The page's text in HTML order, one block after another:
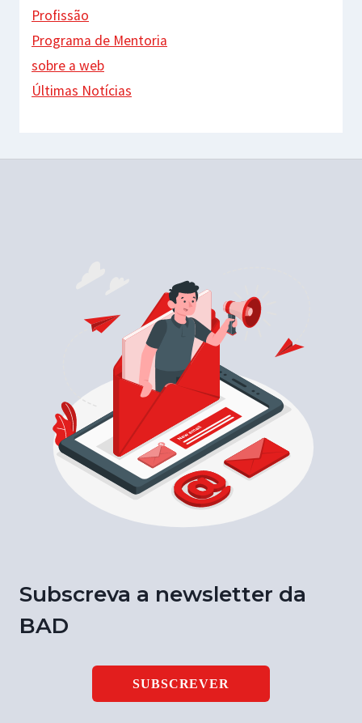
Profissão
Programa de Mentoria
sobre a web
Últimas Notícias
Subscreva a newsletter da
BAD
SUBSCREVER